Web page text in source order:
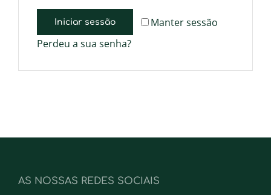
Manter sessão
Iniciar sessão
Perdeu a sua senha?
AS NOSSAS REDES SOCIAIS